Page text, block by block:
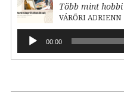
Több mint hobbi
VÁRŐRI ADRIENN
Audió
lejátszó00:00